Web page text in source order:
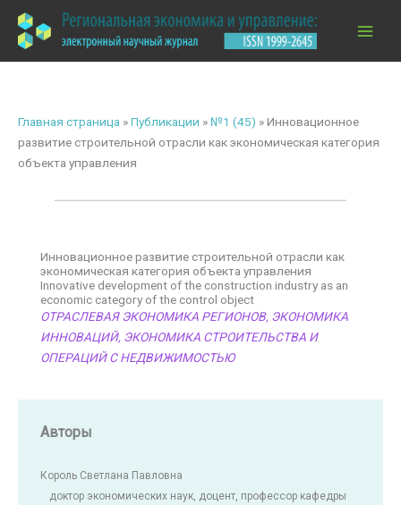
содержимому
Главная страница »Публикации » №1 (45) »Инновационное
развитие строительной отрасли как экономическая категория
объекта управления
Инновационное развитие строительной отрасли как
экономическая категория объекта управления
Innovative development of the construction industry as an
economic category of the control object
ОТРАСЛЕВАЯ ЭКОНОМИКА РЕГИОНОВ, ЭКОНОМИКА
ИННОВАЦИЙ, ЭКОНОМИКА СТРОИТЕЛЬСТВА И
ОПЕРАЦИЙ С НЕДВИЖИМОСТЬЮ
Авторы
Король Светлана Павловна
доктор экономических наук, доцент, профессор кафедры